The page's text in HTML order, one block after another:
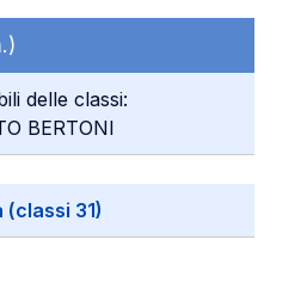
delle classi:
BERTONI
31)